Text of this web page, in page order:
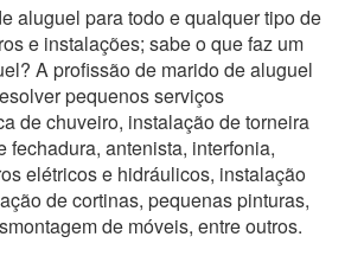
aluguel para todo e qualquer tipo de
e instalações; sabe o que faz um
A profissão de marido de aluguel
pequenos serviços
de chuveiro, instalação de torneira
fechadura, antenista, interfonia,
elétricos e hidráulicos, instalação
de cortinas, pequenas pinturas,
de móveis, entre outros.